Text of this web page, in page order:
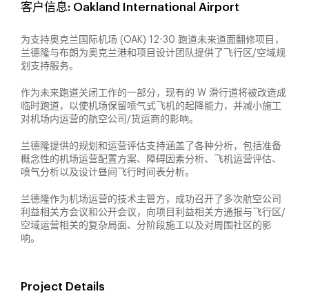
客户信息: Oakland International Airport
为支持奥克兰国际机场 (OAK) 12-30 跑道未来道面翻修项目，
兰德隆与布朗为奥克兰港和项目设计团队提供了飞行区/空域规
划支持服务。
作为未来跑道关闭工作的一部分，现有的 W 滑行道将被改造成
临时跑道，以使机场保留喷气式飞机的起降能力，并减小施工
对机场内运营的航空公司/货运商的影响。
兰德隆提供的规划和运营评估支持涵盖了各种分析，包括准备
概念性的机场运营配置方案、障碍因素分析、飞机运营评估、
喷气分析以及设计昼间飞行时间表分析。
兰德隆作为机场运营的技术主管方，成功召开了多次航空公司
利益相关方会议和公开会议，向项目利益相关方通报与飞行区/
空域运营相关的复杂局面、分阶段施工以及对周围社区的影
响。
Project Details